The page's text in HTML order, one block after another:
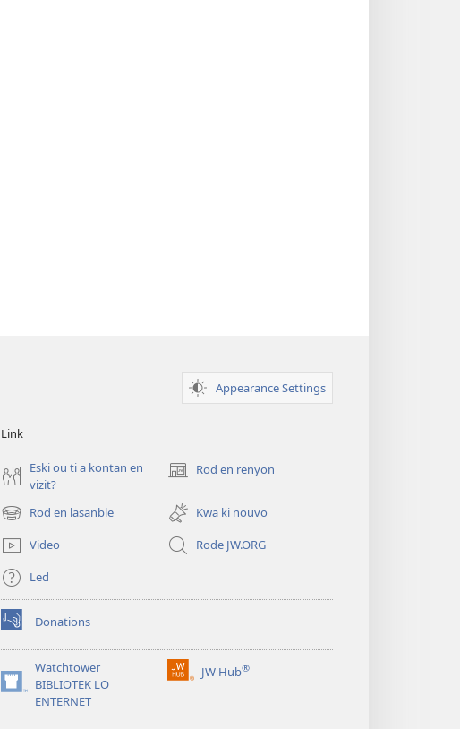
Appearance Settings
Link
Eski ou ti a kontan en
vizit?
Rod en renyon
(opens
window)
Rod en lasanble
(opens
new
window)
Kwa ki nouvo
Video
Rode JW.ORG
Led
Donations
(opens
new
window)Watchtower
BIBLIOTEK LO
ENTERNET
(opens
JW Hub®
(opens